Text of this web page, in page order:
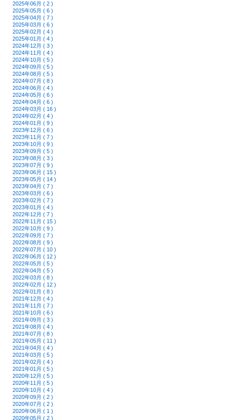
2025年06月 ( 2 )
2025年05月 ( 6 )
2025年04月 ( 7 )
2025年03月 ( 6 )
2025年02月 ( 4 )
2025年01月 ( 4 )
2024年12月 ( 3 )
2024年11月 ( 4 )
2024年10月 ( 5 )
2024年09月 ( 5 )
2024年08月 ( 5 )
2024年07月 ( 8 )
2024年06月 ( 4 )
2024年05月 ( 6 )
2024年04月 ( 6 )
2024年03月 ( 16 )
2024年02月 ( 4 )
2024年01月 ( 9 )
2023年12月 ( 6 )
2023年11月 ( 7 )
2023年10月 ( 9 )
2023年09月 ( 5 )
2023年08月 ( 3 )
2023年07月 ( 9 )
2023年06月 ( 15 )
2023年05月 ( 14 )
2023年04月 ( 7 )
2023年03月 ( 6 )
2023年02月 ( 7 )
2023年01月 ( 4 )
2022年12月 ( 7 )
2022年11月 ( 15 )
2022年10月 ( 9 )
2022年09月 ( 7 )
2022年08月 ( 9 )
2022年07月 ( 10 )
2022年06月 ( 12 )
2022年05月 ( 5 )
2022年04月 ( 5 )
2022年03月 ( 8 )
2022年02月 ( 12 )
2022年01月 ( 8 )
2021年12月 ( 4 )
2021年11月 ( 7 )
2021年10月 ( 6 )
2021年09月 ( 3 )
2021年08月 ( 4 )
2021年07月 ( 8 )
2021年05月 ( 11 )
2021年04月 ( 4 )
2021年03月 ( 5 )
2021年02月 ( 4 )
2021年01月 ( 5 )
2020年12月 ( 5 )
2020年11月 ( 5 )
2020年10月 ( 4 )
2020年09月 ( 2 )
2020年07月 ( 2 )
2020年06月 ( 1 )
2020年05月 ( 2 )